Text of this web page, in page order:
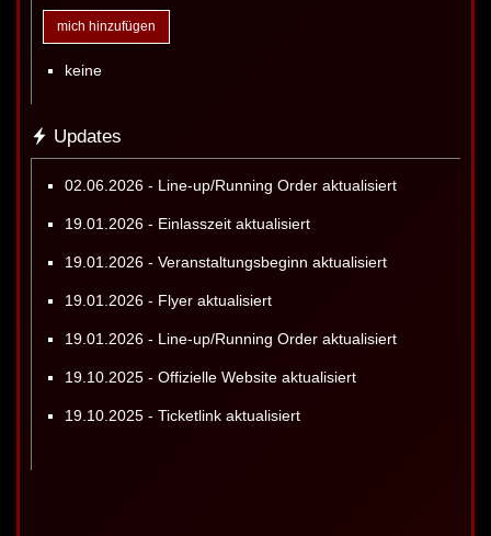
mich hinzufügen
keine
Updates
02.06.2026 - Line-up/Running Order aktualisiert
19.01.2026 - Einlasszeit aktualisiert
19.01.2026 - Veranstaltungsbeginn aktualisiert
19.01.2026 - Flyer aktualisiert
19.01.2026 - Line-up/Running Order aktualisiert
19.10.2025 - Offizielle Website aktualisiert
19.10.2025 - Ticketlink aktualisiert